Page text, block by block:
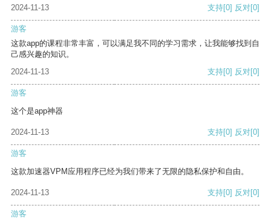
2024-11-13
支持[0] 反对[0]
游客
这款app的课程非常丰富，可以满足我不同的学习需求，让我能够找到自
己感兴趣的知识。
2024-11-13
支持[0] 反对[0]
游客
这个是app神器
2024-11-13 支持[0] 反对[0]
游客
这款加速器VPM应用程序已经为我们带来了无限的隐私保护和自由。
2024-11-13 支持[0] 反对[0]
游客